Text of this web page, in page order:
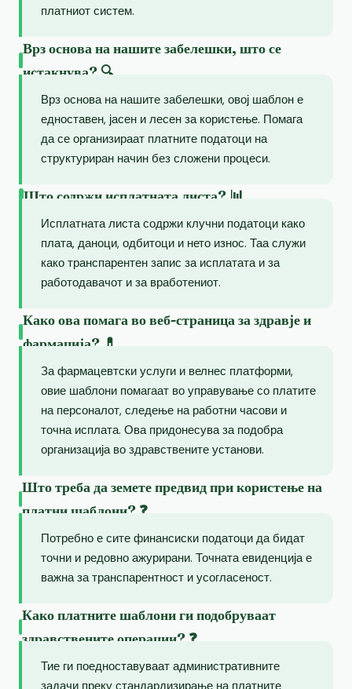
платниот систем.
Врз основа на нашите забелешки, што се
истакнува? 🔍
Врз основа на нашите забелешки, овој шаблон е
едноставен, јасен и лесен за користење. Помага
да се организираат платните податоци на
структуриран начин без сложени процеси.
Што содржи исплатната листа? 📊
Исплатната листа содржи клучни податоци како
плата, даноци, одбитоци и нето износ. Таа служи
како транспарентен запис за исплатата и за
работодавачот и за вработениот.
Како ова помага во веб-страница за здравје и
фармација? 💊
За фармацевтски услуги и велнес платформи,
овие шаблони помагаат во управување со платите
на персоналот, следење на работни часови и
точна исплата. Ова придонесува за подобра
организација во здравствените установи.
Што треба да земете предвид при користење на
платни шаблони? ❓
Потребно е сите финансиски податоци да бидат
точни и редовно ажурирани. Точната евиденција е
важна за транспарентност и усогласеност.
Како платните шаблони ги подобруваат
здравствените операции? ❓
Тие ги поедноставуваат административните
задачи преку стандардизирање на платните